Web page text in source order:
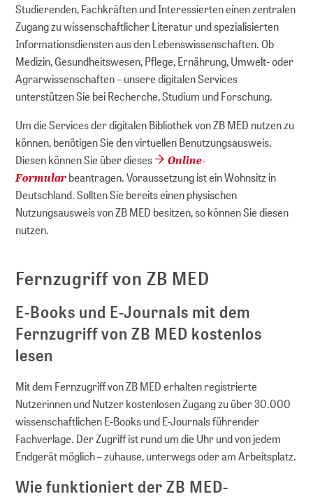
Studierenden, Fachkräften und Interessierten einen zentralen
Zugang zu wissenschaftlicher Literatur und spezialisierten
Informationsdiensten aus den Lebens­wissen­schaften. Ob
Medizin, Gesundheitswesen, Pflege, Ernährung, Umwelt- oder
Agrarwissenschaften – unsere digitalen Services
unterstützen Sie bei Recherche, Studium und Forschung.
Um die Services der digitalen Bibliothek von ZB MED nutzen zu
können, benötigen Sie den virtuellen Benutzungsausweis.
Diesen können Sie über dieses
Online-
Formularbeantragen. Voraussetzung ist ein Wohnsitz in
Deutschland. Sollten Sie bereits einen physischen
Nutzungsausweis von ZB MED besitzen, so können Sie diesen
nutzen.
Fernzugriff von ZB MED
E-Books und E-Journals mit dem
Fernzugriff von ZB MED kostenlos
lesen
Mit dem Fernzugriff von ZB MED erhalten registrierte
Nutzerinnen und Nutzer kostenlosen Zugang zu über 30.000
wissenschaftlichen E-Books und E-Journals führender
Fachverlage. Der Zugriff ist rund um die Uhr und von jedem
Endgerät möglich – zuhause, unterwegs oder am Arbeitsplatz.
Wie funktioniert der ZB MED-